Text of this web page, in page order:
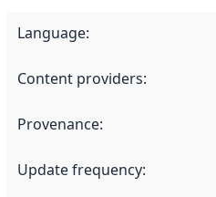
Language:
Content providers:
Provenance:
Update frequency: